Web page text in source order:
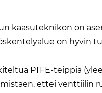
kaasuteknikon on
on hyvin
PTFE-teippiä
ettei venttiilin